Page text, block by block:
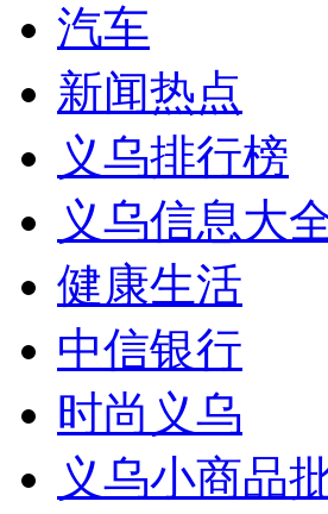
汽车
新闻热点
义乌排行榜
义乌信息大
健康生活
中信银行
时尚义乌
义乌小商品